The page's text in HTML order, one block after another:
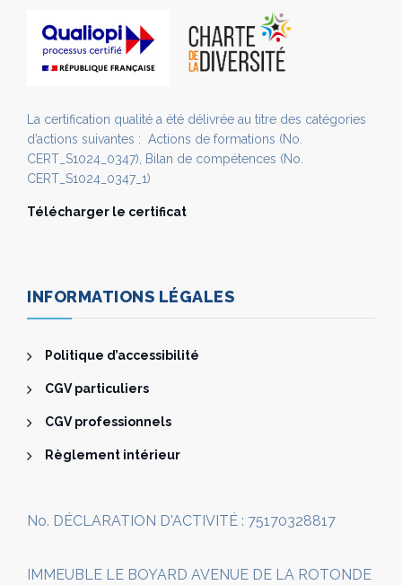
La certification qualité a été délivrée au titre des catégories
d’actions suivantes : Actions de formations (No.
CERT_S1024_0347), Bilan de compétences (No.
CERT_S1024_0347_1)
Télécharger le certificat
INFORMATIONS LÉGALES
Politique d’accessibilité
CGV particuliers
CGV professionnels
Règlement intérieur
No. DÉCLARATION D'ACTIVITÉ : 75170328817
IMMEUBLE LE BOYARD AVENUE DE LA ROTONDE